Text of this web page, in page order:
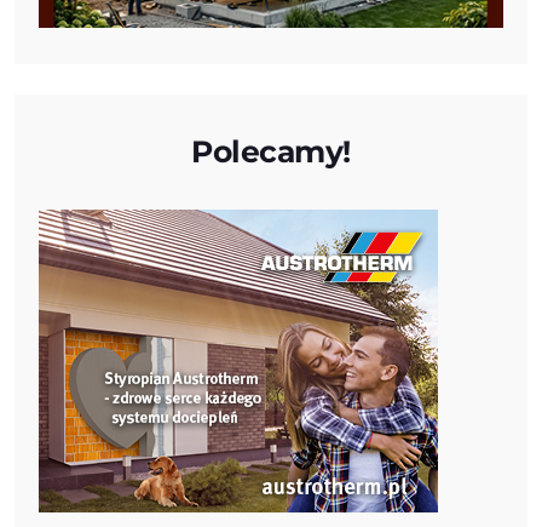
Polecamy!